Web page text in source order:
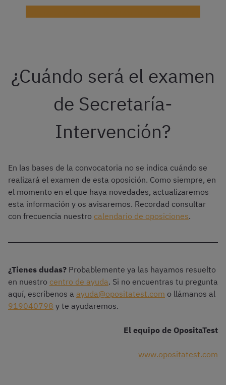
¿Cuándo será el examen
de Secretaría-
Intervención?
En las bases de la convocatoria no se indica cuándo se
realizará el examen de esta oposición. Como siempre, en
el momento en el que haya novedades, actualizaremos
esta información y os avisaremos. Recordad consultar
con frecuencia nuestro calendario de oposiciones.
¿Tienes dudas? Probablemente ya las hayamos resuelto
en nuestro centro de ayuda. Si no encuentras tu pregunta
aquí, escríbenos a ayuda@opositatest.com o llámanos al
919040798 y te ayudaremos.
El equipo de OpositaTest
www.opositatest.com